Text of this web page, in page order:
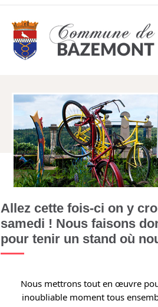
Allez cette fois-ci on y
samedi ! Nous faisons
pour tenir un stand où